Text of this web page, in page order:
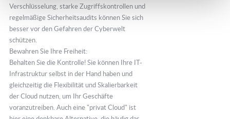
Verschlüsselung, starke Zugriffskontrollen und
regelmäßige Sicherheitsaudits können Sie sich
besser vor den Gefahren der Cyberwelt
schützen.
Bewahren Sie Ihre Freiheit:
Behalten Sie die Kontrolle! Sie können Ihre IT-
Infrastruktur selbst in der Hand haben und
gleichzeitig die Flexibilität und Skalierbarkeit
der Cloud nutzen, um Ihr Geschäfte
voranzutreiben. Auch eine "privat Cloud" ist